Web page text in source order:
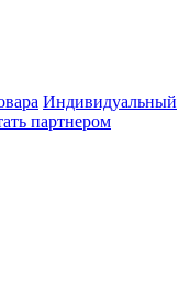
Индивидуальный
партнером